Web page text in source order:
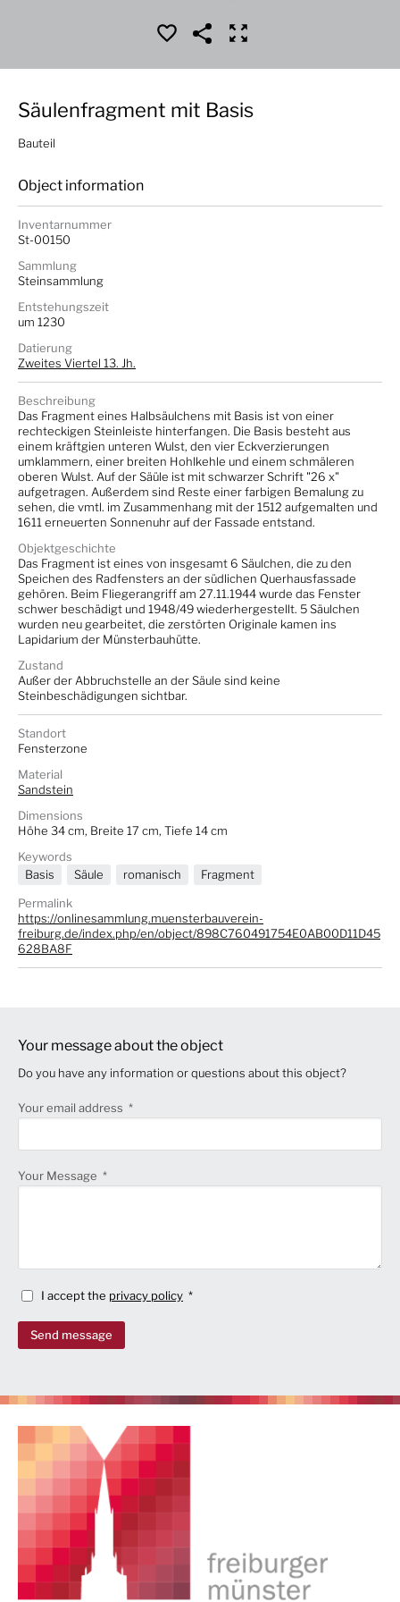
Säulenfragment mit Basis
Bauteil
Object information
Inventarnummer
St-00150
Sammlung
Steinsammlung
Entstehungszeit
um 1230
Datierung
Zweites Viertel 13. Jh.
Beschreibung
Das Fragment eines Halbsäulchens mit Basis ist von einer
rechteckigen Steinleiste hinterfangen. Die Basis besteht aus
einem kräftgien unteren Wulst, den vier Eckverzierungen
umklammern, einer breiten Hohlkehle und einem schmäleren
oberen Wulst. Auf der Säüle ist mit schwarzer Schrift "26 x"
aufgetragen. Außerdem sind Reste einer farbigen Bemalung zu
sehen, die vmtl. im Zusammenhang mit der 1512 aufgemalten und
1611 erneuerten Sonnenuhr auf der Fassade entstand.
Objektgeschichte
Das Fragment ist eines von insgesamt 6 Säulchen, die zu den
Speichen des Radfensters an der südlichen Querhausfassade
gehören. Beim Fliegerangriff am 27.11.1944 wurde das Fenster
schwer beschädigt und 1948/49 wiederhergestellt. 5 Säulchen
wurden neu gearbeitet, die zerstörten Originale kamen ins
Lapidarium der Münsterbauhütte.
Zustand
Außer der Abbruchstelle an der Säule sind keine
Steinbeschädigungen sichtbar.
Standort
Fensterzone
Material
Sandstein
Dimensions
Höhe 34 cm, Breite 17 cm, Tiefe 14 cm
Keywords
Basis
Säule romanisch
Fragment
Permalink
https://onlinesammlung.muensterbauverein-
freiburg.de/index.php/en/object/898C760491754E0AB00D11D45
628BA8F
Your message about the object
Do you have any information or questions about this object?
Your email address
Your Message
I accept the privacy policy
Send message